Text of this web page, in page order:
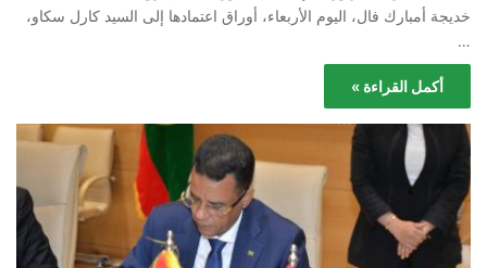
خديجة أمبارك فال، اليوم الأربعاء، أوراق اعتمادها إلى السيد كارل سكاو،
…
أكمل القراءة »